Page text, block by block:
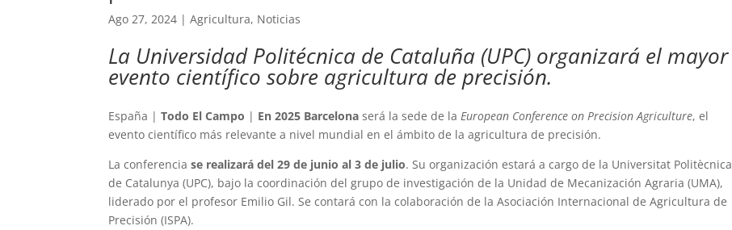
Ago 27, 2024 |Agricultura, Noticias
La Universidad Politécnica de Cataluña (UPC) organizará el mayor
evento científico sobre agricultura de precisión.
España |Todo El Campo | En 2025 Barcelona será la sede de la European Conference on Precision Agriculture, el
evento científico más relevante a nivel mundial en el ámbito de la agricultura de precisión.
La conferenciase realizará del 29 de junio al 3 de julio. Su organización estará a cargo de la Universitat Politècnica
de Catalunya (UPC), bajo la coordinación del grupo de investigación de la Unidad de Mecanización Agraria (UMA),
liderado por el profesor Emilio Gil. Se contará con la colaboración de la Asociación Internacional de Agricultura de
Precisión (ISPA).